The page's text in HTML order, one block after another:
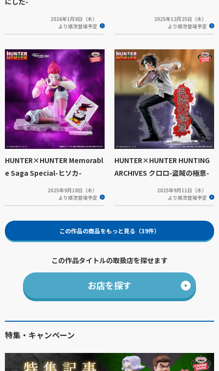
2026年1月8日（木）
より順次登場予定
2025年12月25日（木）
より順次登場予定
HUNTER×HUNTER Memorabl
e Saga Special-ヒソカ-
2025年9月18日（木）
より順次登場予定
HUNTER×HUNTER HUNTING
ARCHIVES クロロ-盗賊の極意-
2025年9月11日（木）
より順次登場予定
この作品の商品をもっと見る（39件）
この作品タイトルの取扱店を探せます
お店を探す
特集・キャンペーン